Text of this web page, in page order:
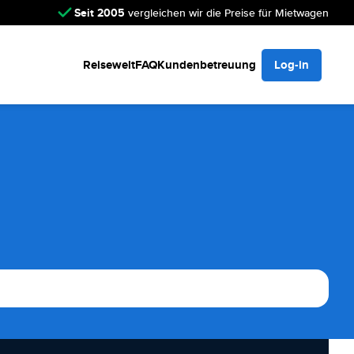
Seit 2005 vergleichen wir die Preise für Mietwagen
ReiseweltFAQKundenbetreuung Log-in